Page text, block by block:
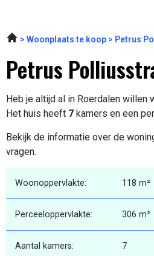
Woonplaats te koop Petrus
Petrus
Heb je altijd al in Roerdalen willen
Het huis heeft 7 kamers en een
Bekijk de informatie over de
vragen.
Woonoppervlakte: 118 m²
Perceeloppervlakte: 306 m²
Aantal kamers: 7